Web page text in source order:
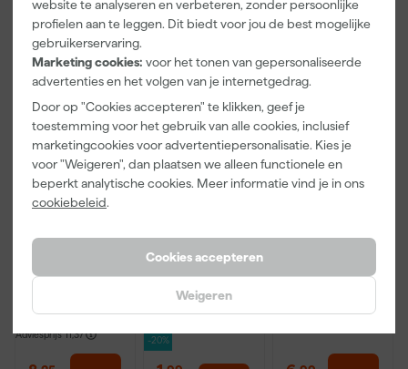
website te analyseren en verbeteren, zonder persoonlijke
profielen aan te leggen. Dit biedt voor jou de best mogelijke
gebruikerservaring.
Marketing cookies: voor het tonen van gepersonaliseerde
advertenties en het volgen van je internetgedrag.
Door op "Cookies accepteren" te klikken, geef je
toestemming voor het gebruik van alle cookies, inclusief
marketingcookies voor advertentiepersonalisatie. Kies je
voor "Weigeren", dan plaatsen we alleen functionele en
beperkt analytische cookies. Meer informatie vind je in ons
cookiebeleid.
Cookies accepteren
Weigeren
Onze Top 10
Patentpuntkw
10 (2cm)
Maandag
Adviesprijs 11,37
Onze Top 10
Mini Viltroller
- 10cm
Maandag
bezorgd
-20%
Onze Top 10
Ontvetter en
Maandag